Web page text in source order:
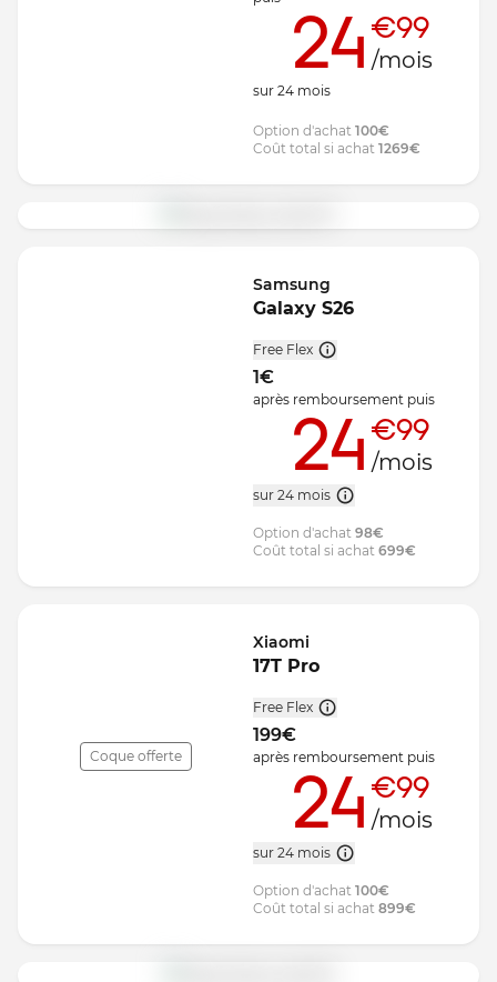
24 €99
/mois
sur 24 mois
Option d'achat 100€
Coût total si achat 1269€
Samsung
Galaxy S26
Free Flex
1€
après remboursement puis
24 €99
/mois
sur 24 mois
Option d'achat 98€
Coût total si achat 699€
Coque offerte
Xiaomi
17T Pro
Free Flex
199€
après remboursement puis
24 €99
/mois
sur 24 mois
Option d'achat 100€
Coût total si achat 899€